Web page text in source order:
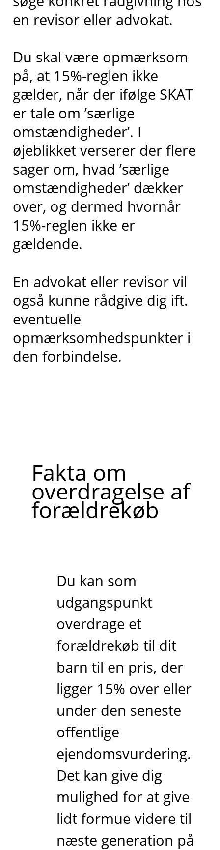
en revisor eller advokat.
Du skal være opmærksom
på, at 15%-reglen ikke
gælder, når der ifølge SKAT
er tale om ’særlige
omstændigheder’. I
øjeblikket verserer der flere
sager om, hvad ’særlige
omstændigheder’ dækker
over, og dermed hvornår
15%-reglen ikke er
gældende.
En advokat eller revisor vil
også kunne rådgive dig ift.
eventuelle
opmærksomhedspunkter i
den forbindelse.
Fakta om
overdragelse af
forældrekøb
Du kan som
udgangspunkt
overdrage et
forældrekøb til dit
barn til en pris, der
ligger 15% over eller
under den seneste
offentlige
ejendomsvurdering.
Det kan give dig
mulighed for at give
lidt formue videre til
næste generation på